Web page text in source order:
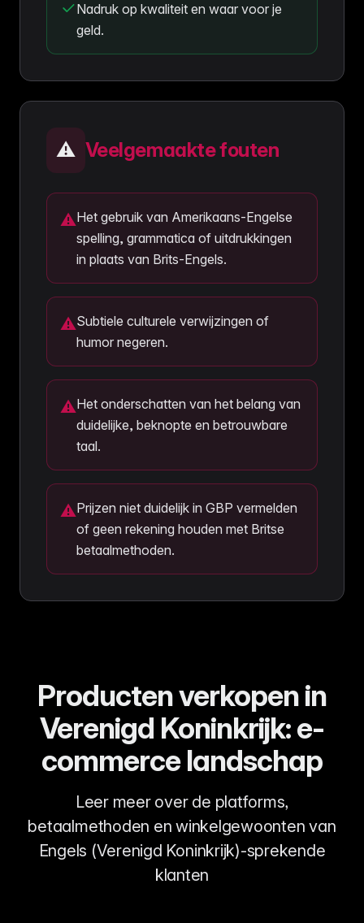
Nadruk op kwaliteit en waar voor je
geld.
⚠️ Veelgemaakte fouten
⚠Het gebruik van Amerikaans-Engelse
spelling, grammatica of uitdrukkingen
in plaats van Brits-Engels.
⚠Subtiele culturele verwijzingen of
humor negeren.
⚠Het onderschatten van het belang van
duidelijke, beknopte en betrouwbare
taal.
⚠Prijzen niet duidelijk in GBP vermelden
of geen rekening houden met Britse
betaalmethoden.
Producten verkopen in
Verenigd Koninkrijk: e-
commerce landschap
Leer meer over de platforms,
betaalmethoden en winkelgewoonten van
Engels (Verenigd Koninkrijk)-sprekende
klanten